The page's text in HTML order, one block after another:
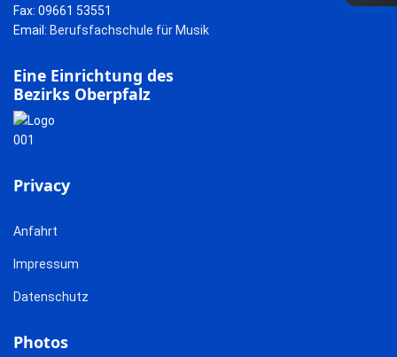
Fax: 09661 53551
Email: Berufsfachschule für Musik
Eine Einrichtung des
Bezirks Oberpfalz
Privacy
Anfahrt
Impressum
Datenschutz
Photos